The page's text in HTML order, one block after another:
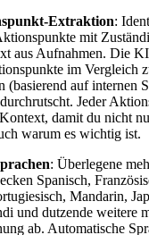
Extraktion:
mit
aus Aufnahmen. Die
im Vergleich
(basierend auf internen
Jeder
damit du nicht
warum es wichtig ist.
: Überlegene
Spanisch,
Mandarin,
und dutzende weitere
ab. Automatische